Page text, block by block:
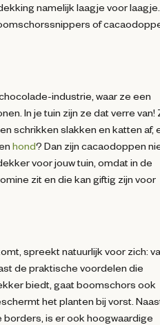
namelijk laagje voor
of
industrie, waar ze een
In je tuin zijn ze dat verre van!
schrikken slakken en katten af,
hond? Dan zijn cacaodoppen
voor jouw tuin, omdat in de
zit en die kan giftig zijn voor
spreekt natuurlijk voor zich:
de praktische voordelen die
biedt, gaat boomschors ook
het planten bij vorst.
is er ook hoogwaardige